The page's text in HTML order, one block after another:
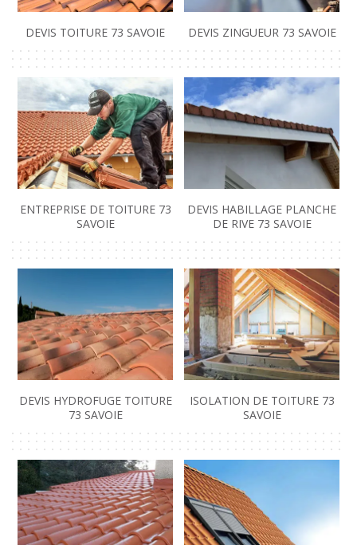
DEVIS TOITURE 73 SAVOIE DEVIS ZINGUEUR 73 SAVOIE
ENTREPRISE DE TOITURE 73
SAVOIE
DEVIS HABILLAGE PLANCHE
DE RIVE 73 SAVOIE
DEVIS HYDROFUGE TOITURE
73 SAVOIE
ISOLATION DE TOITURE 73
SAVOIE